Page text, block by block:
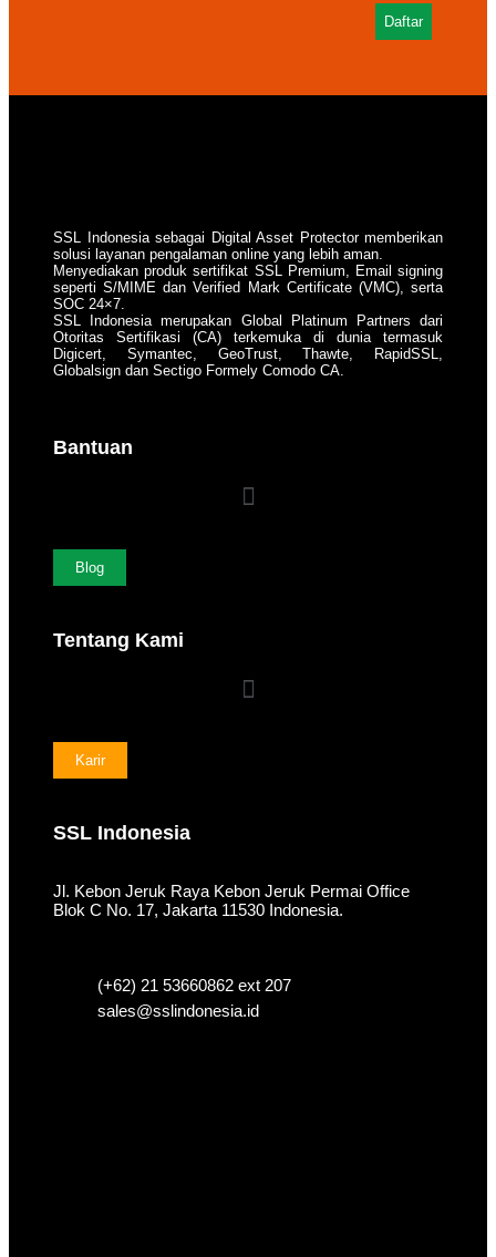
Daftar
SSL Indonesia sebagai Digital Asset Protector memberikan
solusi layanan pengalaman online yang lebih aman.
Menyediakan produk sertifikat SSL Premium, Email signing
seperti S/MIME dan Verified Mark Certificate (VMC), serta
SOC 24×7.
SSL Indonesia merupakan Global Platinum Partners dari
Otoritas Sertifikasi (CA) terkemuka di dunia termasuk
Digicert, Symantec, GeoTrust, Thawte, RapidSSL,
Globalsign dan Sectigo Formely Comodo CA.
Bantuan
Blog
Tentang Kami
Karir
SSL Indonesia
Jl. Kebon Jeruk Raya Kebon Jeruk Permai Office
Blok C No. 17, Jakarta 11530 Indonesia.
(+62) 21 53660862 ext 207
sales@sslindonesia.id